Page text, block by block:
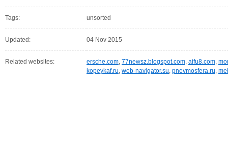
Tags: unsorted
Updated: 04 Nov 2015
Related websites: ersche.com, 77newsz.blogspot.com, aifu8.com,
kopeykaf.ru, web-navigator.su, pnevmosfera.ru,